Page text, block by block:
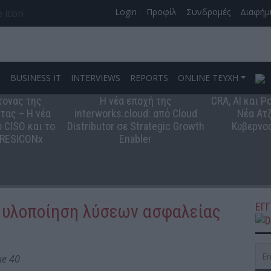
Login Προφίλ Συνδρομές
BUSINESS IT INTERVIEWS REPORTS ONLINE ΤΕΥΧΗ
της
– Η νέα
και το
Η νέα εποχή της
interworks.cloud: από Cloud
Distributor σε Strategic Growth
Enabler
CRA, AI και
Νέα
λύσεων ασφαλείας
40